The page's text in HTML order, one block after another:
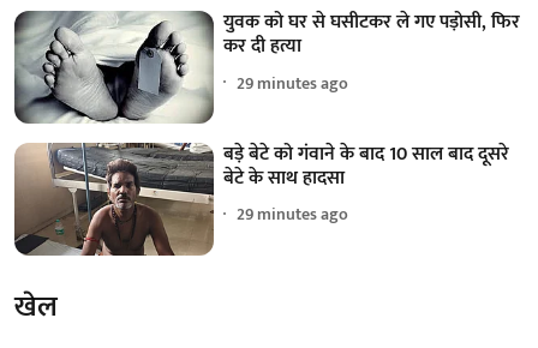
युवक को घर से घसीटकर ले गए पड़ोसी, फिर
कर दी हत्या
29 minutes ago
बड़े बेटे को गंवाने के बाद 10 साल बाद दूसरे
बेटे के साथ हादसा
29 minutes ago
खेल